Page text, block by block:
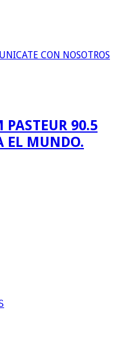
CON NOSOTROS
PASTEUR 90.5
EL MUNDO.